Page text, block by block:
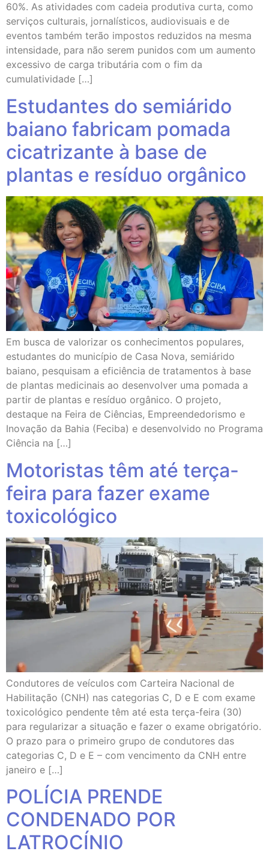
60%. As atividades com cadeia produtiva curta, como
serviços culturais, jornalísticos, audiovisuais e de
eventos também terão impostos reduzidos na mesma
intensidade, para não serem punidos com um aumento
excessivo de carga tributária com o fim da
cumulatividade […]
Estudantes do semiárido
baiano fabricam pomada
cicatrizante à base de
plantas e resíduo orgânico
Em busca de valorizar os conhecimentos populares,
estudantes do município de Casa Nova, semiárido
baiano, pesquisam a eficiência de tratamentos à base
de plantas medicinais ao desenvolver uma pomada a
partir de plantas e resíduo orgânico. O projeto,
destaque na Feira de Ciências, Empreendedorismo e
Inovação da Bahia (Feciba) e desenvolvido no Programa
Ciência na […]
Motoristas têm até terça-
feira para fazer exame
toxicológico
Condutores de veículos com Carteira Nacional de
Habilitação (CNH) nas categorias C, D e E com exame
toxicológico pendente têm até esta terça-feira (30)
para regularizar a situação e fazer o exame obrigatório.
O prazo para o primeiro grupo de condutores das
categorias C, D e E – com vencimento da CNH entre
janeiro e […]
POLÍCIA PRENDE
CONDENADO POR
LATROCÍNIO